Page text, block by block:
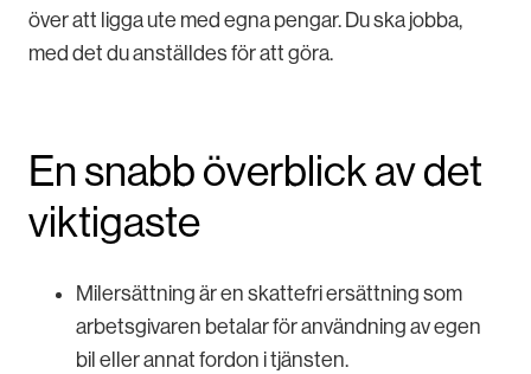
över att ligga ute med egna pengar. Du ska jobba,
med det du anställdes för att göra.
En snabb överblick av det
viktigaste
Milersättning är en skattefri ersättning som
arbetsgivaren betalar för användning av egen
bil eller annat fordon i tjänsten.